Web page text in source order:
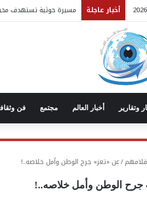
أخبار عاجلة
مسيرة حوثية تستهدف
وتقارير أخبار العالم مجتمع فن
/عن «تعز» جرح الوطن وأمل خلاصه..!
جرح الوطن وأمل خلاصه..!